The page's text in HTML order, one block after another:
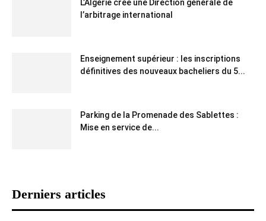
L’Algérie crée une Direction générale de
l’arbitrage international
Enseignement supérieur : les inscriptions
définitives des nouveaux bacheliers du 5...
Parking de la Promenade des Sablettes :
Mise en service de...
Derniers articles